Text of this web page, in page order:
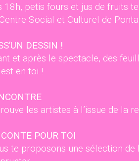
18h, petis fours et jus de fruits
Social et Culturel de
DESSIN !
et après le spectacle, des
en toi !
les artistes à l’issue de la
POUR TOI
te proposons une sélection de